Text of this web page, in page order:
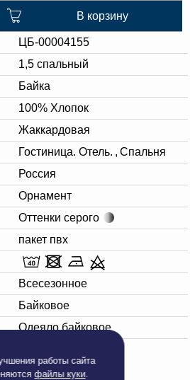
работы сайта
файлы куки.
В корзину
ЦБ-00004155
1,5 спальный
Байка
100% Хлопок
Жаккардовая
Гостиница. Отель. , Спальня
Россия
Орнамент
Оттенки серого
пакет пвх
Всесезонное
Байковое
Одеяло байковое